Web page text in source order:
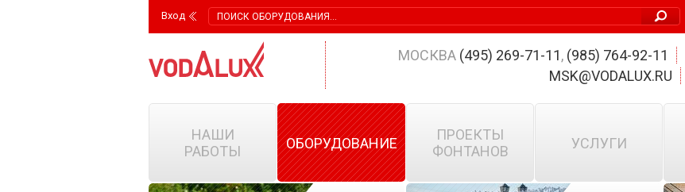
Вход
МОСКВА (495) 269-71-11, (985) 764-92-11
MSK@VODALUX.RU
НАШИ
РАБОТЫ
ОБОРУДОВАНИЕ
ПРОЕКТЫ
ФОНТАНОВ
УСЛУГИ